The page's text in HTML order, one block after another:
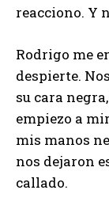
reacciono. Y
Rodrigo me
despierte.
su cara
empiezo a
mis manos
nos dejaron
callado.